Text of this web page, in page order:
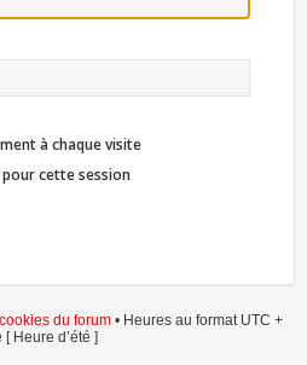
à chaque visite
cette session
du forum• Heures au format UTC +
[ Heure d’été ]